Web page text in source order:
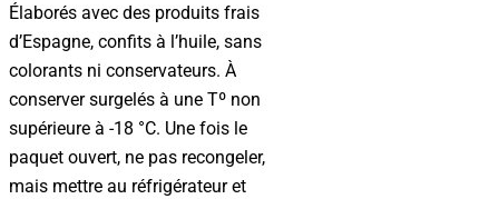
Élaborés avec des produits frais
d’Espagne, confits à l’huile, sans
colorants ni conservateurs. À
conserver surgelés à une Tº non
supérieure à -18 °C. Une fois le
paquet ouvert, ne pas recongeler,
mais mettre au réfrigérateur et